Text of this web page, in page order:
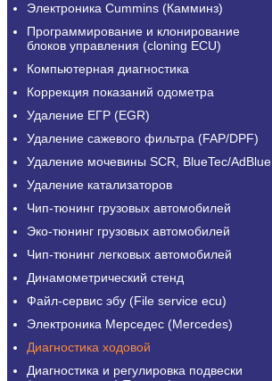
Электроника Cummins (Камминз)
Программирование и клонирование
блоков управления (cloning ECU)
Компьютерная диагностика
Коррекция показаний одометра
Удаление ЕГР (EGR)
Удаление сажевого фильтра (FAP/DPF)
Удаление мочевины SCR, BlueTec/AdBlue
Удаление катализаторов
Чип-тюнинг грузовых автомобилей
Эко-тюнинг грузовых автомобилей
Чип-тюнинг легковых автомобилей
Динамометрический стенд
Файл-сервис эбу (File service ecu)
Электроника Мерседес (Mercedes)
Диагностика ходовой
Диагностика и регулировка подвески